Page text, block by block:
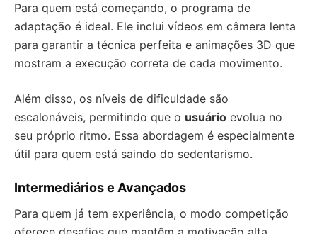
Para quem está começando, o programa de
adaptação é ideal. Ele inclui vídeos em câmera lenta
para garantir a técnica perfeita e animações 3D que
mostram a execução correta de cada movimento.
Além disso, os níveis de dificuldade são
escalonáveis, permitindo que o usuário evolua no
seu próprio ritmo. Essa abordagem é especialmente
útil para quem está saindo do sedentarismo.
Intermediários e Avançados
Para quem já tem experiência, o modo competição